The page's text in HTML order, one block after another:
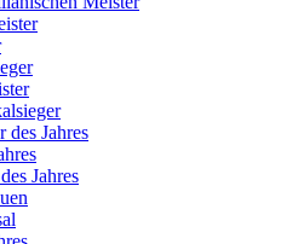
Jahres
Jahres